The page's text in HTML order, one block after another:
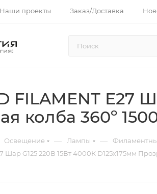
Наши проекты Заказ/Доставка
FILAMENT Е27
колба 360º
Освещение — Лампы —
Шар G125 220В 15Вт 4000К D125х175мм